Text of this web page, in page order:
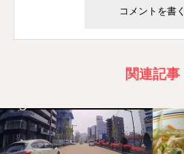
関連記事